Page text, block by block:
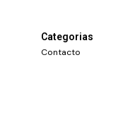
Categorias
Contacto